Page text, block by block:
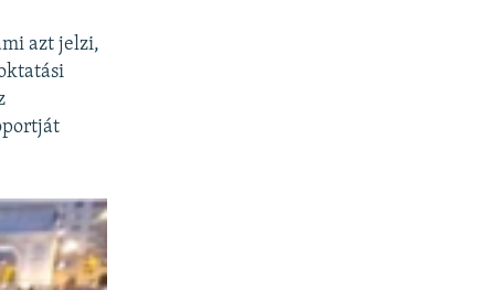
azt jelzi,